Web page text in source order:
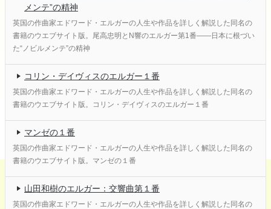
メンテ”の精神
英国の作曲家エドワード・エルガーの人生や作品を詳しく解説した同名の
書籍のウエブサイト版。尾高忠明とN響のエルガー第1番――日本に根づい
た“ノビルメンテ”の精神
コリン・デイヴィスのエルガー１番
英国の作曲家エドワード・エルガーの人生や作品を詳しく解説した同名の
書籍のウエブサイト版。コリン・デイヴィスのエルガー１番
マンゼの１番
英国の作曲家エドワード・エルガーの人生や作品を詳しく解説した同名の
書籍のウエブサイト版。マンゼの１番
山田和樹のエルガー：交響曲第１番
英国の作曲家エドワード・エルガーの人生や作品を詳しく解説した同名の